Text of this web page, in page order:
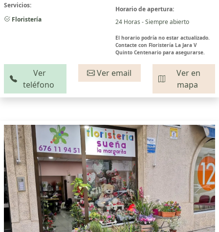
Servicios:
Floristería
Horario de apertura:
24 Horas - Siempre abierto
El horario podría no estar actualizado.
Contacte con Floristería La Jara V
Quinto Centenario para asegurarse.
Ver
teléfono
Ver email
Ver en
mapa